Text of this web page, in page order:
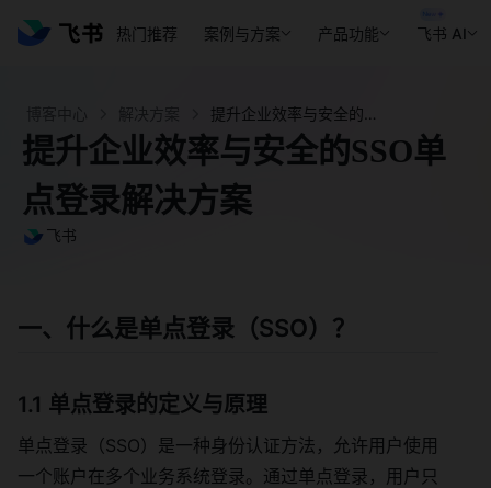
热门推荐 案例与方案 产品功能 飞书 AI
提升企业效率与安全的SSO单
点登录解决方案
飞书
一、什么是单点登录（SSO）？
1.1 单点登录的定义与原理
单点登录（SSO）是一种身份认证方法，允许用户使用
一个账户在多个业务系统登录。通过单点登录，用户只